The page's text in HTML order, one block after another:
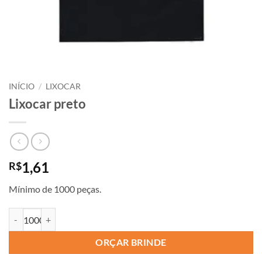
INÍCIO / LIXOCAR
Lixocar preto
R$1,61
Mínimo de 1000 peças.
ORÇAR BRINDE